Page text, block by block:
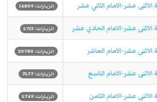
عشر-الامام الثاني عشر الزيارات: 14809
عشر-الامام الحادي عشر الزيارات: 5713
عشر-الامام العاشر الزيارات: 20780
عشر-الامام التاسع الزيارات: 7577
عشر-الامام الثامن الزيارات: 5749